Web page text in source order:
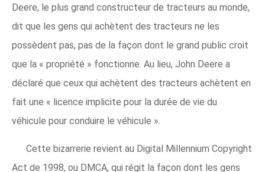
Deere, le plus grand constructeur de tracteurs au monde,
dit que les gens qui achètent des tracteurs ne les
possèdent pas, pas de la façon dont le grand public croit
que la « propriété » fonctionne. Au lieu, John Deere a
déclaré que ceux qui achètent des tracteurs achètent en
fait une « licence implicite pour la durée de vie du
véhicule pour conduire le véhicule ».
Cette bizarrerie revient au Digital Millennium Copyright
Act de 1998, ou DMCA, qui régit la façon dont les gens